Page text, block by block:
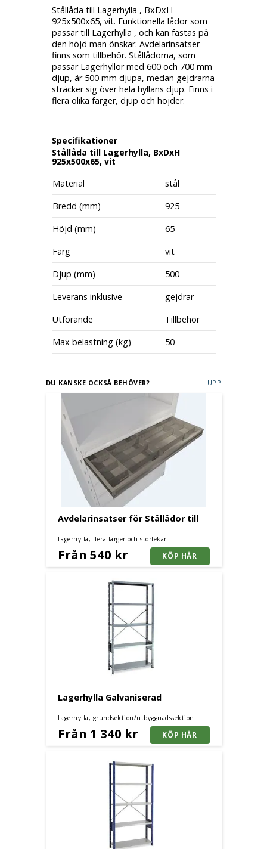
Stållåda till Lagerhylla , BxDxH
925x500x65, vit. Funktionella lådor som
passar till Lagerhylla , och kan fästas på
den höjd man önskar. Avdelarinsatser
finns som tillbehör. Stållådorna, som
passar Lagerhyllor med 600 och 700 mm
djup, är 500 mm djupa, medan gejdrarna
sträcker sig över hela hyllans djup. Finns i
flera olika färger, djup och höjder.
Specifikationer
Stållåda till Lagerhylla, BxDxH
925x500x65, vit
Material
stål
Bredd (mm)
925
Höjd (mm)
65
Färg
vit
Djup (mm)
500
Leverans inklusive
gejdrar
Utförande
Tillbehör
Max belastning (kg)
50
DU KANSKE OCKSÅ BEHÖVER? UPP
Avdelarinsatser för Stållådor till
Lagerhylla, flera färger och storlekar
Från 540 kr
Lagerhylla Galvaniserad
Lagerhylla, grundsektion/utbyggnadssektion
Från 1 340 kr